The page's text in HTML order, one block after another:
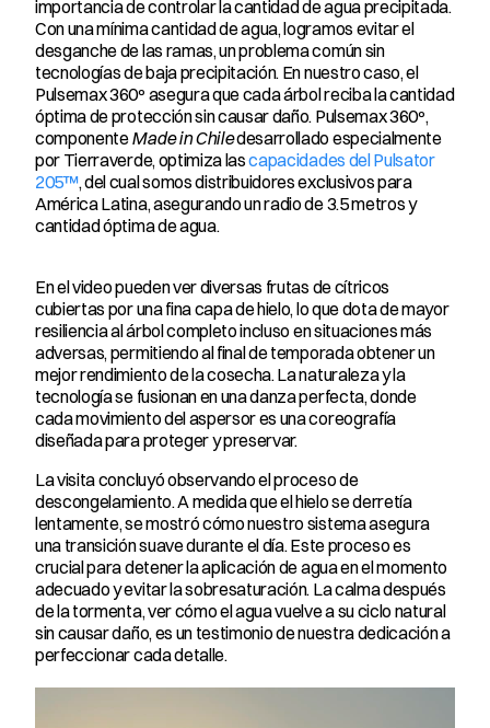
importancia de controlar la cantidad de agua precipitada.
Con una mínima cantidad de agua, logramos evitar el
desganche de las ramas, un problema común sin
tecnologías de baja precipitación. En nuestro caso, el
Pulsemax 360º asegura que cada árbol reciba la cantidad
óptima de protección sin causar daño. Pulsemax 360º,
componente Made in Chile desarrollado especialmente
por Tierraverde, optimiza las capacidades del Pulsator
205™, del cual somos distribuidores exclusivos para
América Latina, asegurando un radio de 3.5 metros y
cantidad óptima de agua.
En el video pueden ver diversas frutas de cítricos
cubiertas por una fina capa de hielo, lo que dota de mayor
resiliencia al árbol completo incluso en situaciones más
adversas, permitiendo al final de temporada obtener un
mejor rendimiento de la cosecha. La naturaleza y la
tecnología se fusionan en una danza perfecta, donde
cada movimiento del aspersor es una coreografía
diseñada para proteger y preservar.
La visita concluyó observando el proceso de
descongelamiento. A medida que el hielo se derretía
lentamente, se mostró cómo nuestro sistema asegura
una transición suave durante el día. Este proceso es
crucial para detener la aplicación de agua en el momento
adecuado y evitar la sobresaturación. La calma después
de la tormenta, ver cómo el agua vuelve a su ciclo natural
sin causar daño, es un testimonio de nuestra dedicación a
perfeccionar cada detalle.